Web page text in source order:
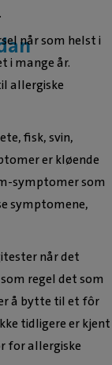
når som helst i
i mange år.
allergiske
fisk, svin,
er kløende
symptomer som
symptomene,
når det
regel det som
å bytte til et fôr
tidligere er kjent
for allergiske